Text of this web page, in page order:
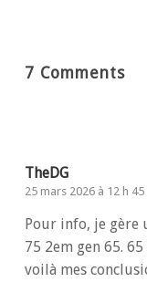
7 Comments
TheDG
25 mars 2026 à 12 h 45
Pour info, je gère
75 2em gen 65.
voilà mes